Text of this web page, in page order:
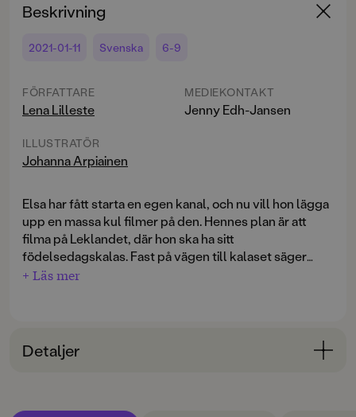
Beskrivning
2021-01-11 Svenska 6-9
FÖRFATTARE
Lena Lilleste
ILLUSTRATÖR
Johanna Arpiainen
MEDIEKONTAKT
Jenny Edh-Jansen
Elsa har fått starta en egen kanal, och nu vill hon lägga
upp en massa kul filmer på den. Hennes plan är att
filma på Leklandet, där hon ska ha sitt
födelsedagskalas. Fast på vägen till kalaset säger
mamma och pappa att man inte lägga upp filmer på
Elsa Starär en ny lättläst serie av författaren Lena
massor av färgstarka bilder. Själva berättelserna är
+ Läs mer
Detaljer
ÅLDERSGRUPP